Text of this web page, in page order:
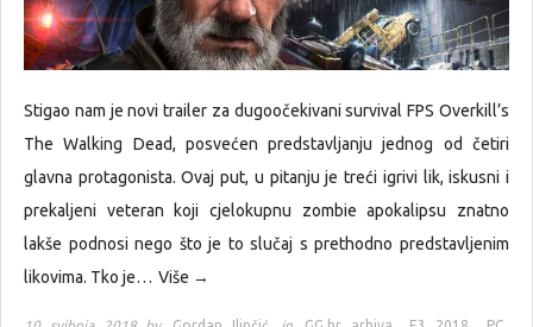
Stigao nam je novi trailer za dugoočekivani survival FPS Overkill’s
The Walking Dead, posvećen predstavljanju jednog od četiri
glavna protagonista. Ovaj put, u pitanju je treći igrivi lik, iskusni i
prekaljeni veteran koji cjelokupnu zombie apokalipsu znatno
lakše podnosi nego što je to slučaj s prethodno predstavljenim
likovima. Tko je… Više →